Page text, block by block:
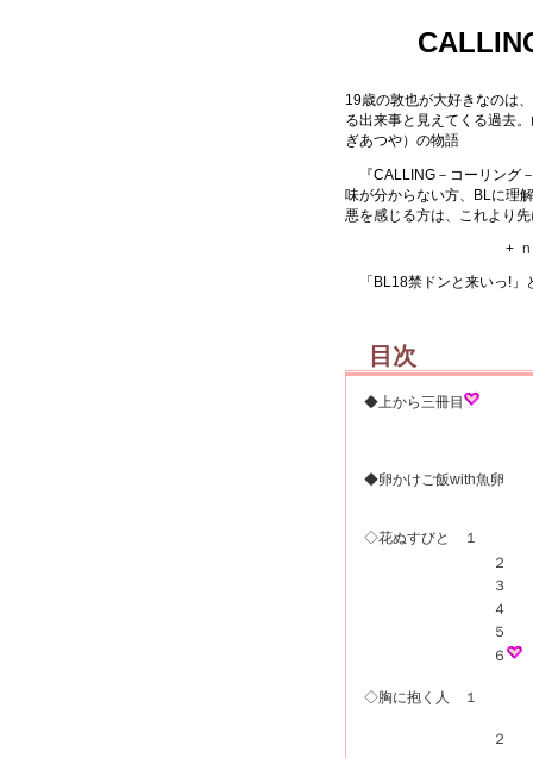
19歳の敦也が大好きなのは
る出来事と見えてくる過去
ぎあつや）の物語
『CALLING－コーリング
味が分からない方、BLに理
悪を感じる方は、これより
+
「BL18禁ドンと来いっ!」
目次
◆上から三冊目
◆卵かけご飯with魚卵
◇花ぬすびと １
２
３
４
５
６
◇胸に抱く人 １
２